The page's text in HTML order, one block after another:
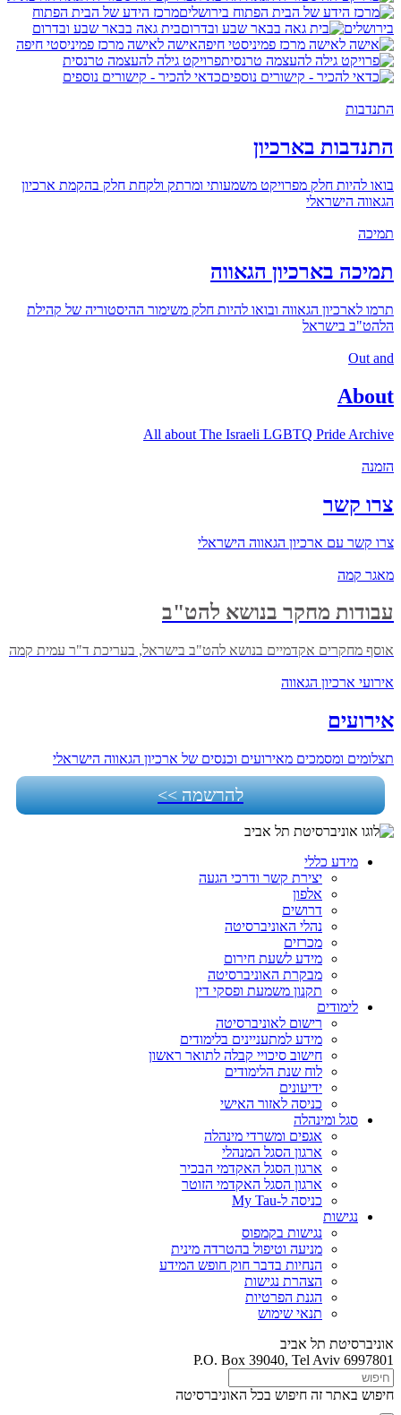
מרכז הידע של הבית הפתוח
בירושלים
בית גאה בבאר שבע ובדרום
אישה לאישה מרכז פמיניסטי חיפה
פרויקט גילה להעצמה טרנסית
כדאי להכיר - קישורים נוספים
התנדבות
התנדבות בארכיון
בואו להיות חלק מפרויקט משמעותי ומרתק ולקחת חלק בהקמת ארכיון
הגאווה הישראלי
תמיכה
תמיכה בארכיון הגאווה
תרמו לארכיון הגאווה ובואו להיות חלק משימור ההיסטוריה של קהילת
הלהט"ב בישראל
Out and
About
All about The Israeli LGBTQ Pride Archive
הזמנה
צרו קשר
צרו קשר עם ארכיון הגאווה הישראלי
מאגר קמה
עבודות מחקר בנושא להט"ב
אוסף מחקרים אקדמיים בנושא להט"ב בישראל, בעריכת ד"ר עמית קמה
אירועי ארכיון הגאווה
אירועים
תצלומים ומסמכים מאירועים וכנסים של ארכיון הגאווה הישראלי
להרשמה >>
מידע כללי
יצירת קשר ודרכי הגעה
אלפון
דרושים
נהלי האוניברסיטה
מכרזים
מידע לשעת חירום
מבקרת האוניברסיטה
תקנון משמעת ופסקי דין
לימודים
רישום לאוניברסיטה
מידע למתעניינים בלימודים
חישוב סיכויי קבלה לתואר ראשון
לוח שנת הלימודים
ידיעונים
כניסה לאזור האישי
סגל ומינהלה
אגפים ומשרדי מינהלה
ארגון הסגל המנהלי
ארגון הסגל האקדמי הבכיר
ארגון הסגל האקדמי הזוטר
כניסה ל-My Tau
נגישות
נגישות בקמפוס
מניעה וטיפול בהטרדה מינית
הנחיות בדבר חוק חופש המידע
הצהרת נגישות
הגנת הפרטיות
תנאי שימוש
אוניברסיטת תל אביב
P.O. Box 39040, Tel Aviv 6997801
חיפוש באתר זה חיפוש בכל האוניברסיטה